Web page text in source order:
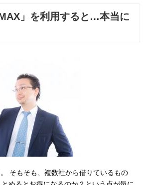
」を利用すると…本当に
そもそも、複数社から借りているもの